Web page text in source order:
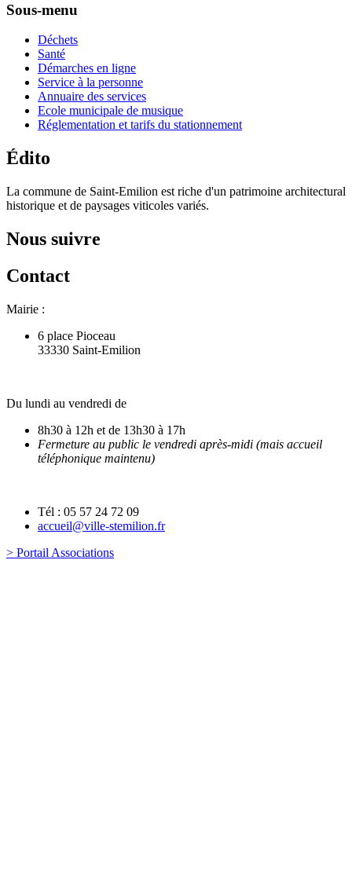
Sous-menu
Déchets
Santé
Démarches en ligne
Service à la personne
Annuaire des services
Ecole municipale de musique
Réglementation et tarifs du stationnement
Édito
La commune de Saint-Emilion est riche d'un patrimoine architectural
historique et de paysages viticoles variés.
Nous suivre
Contact
Mairie :
6 place Pioceau
33330 Saint-Emilion
Du lundi au vendredi de
8h30 à 12h et de 13h30 à 17h
Fermeture au public le vendredi après-midi (mais accueil
téléphonique maintenu)
Tél : 05 57 24 72 09
accueil@ville-stemilion.fr
> Portail Associations